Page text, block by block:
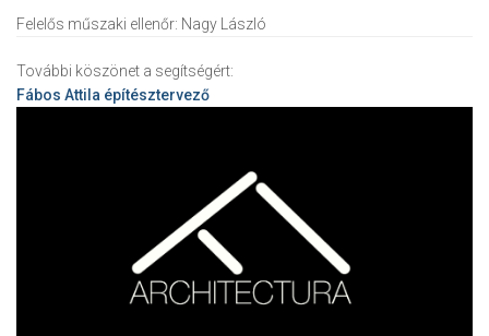
Felelős műszaki ellenőr: Nagy László
További köszönet a segítségért:
Fábos Attila építésztervező